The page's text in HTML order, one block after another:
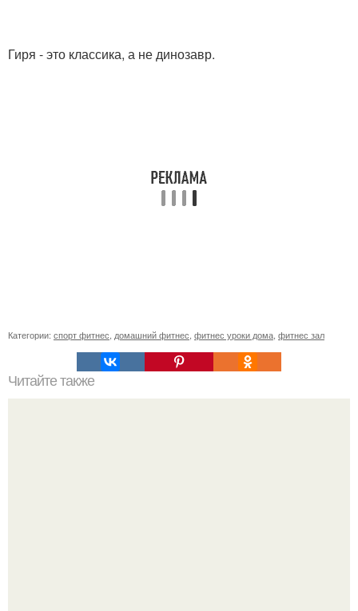
Гиря - это классика, а не динозавр.
Категории: спорт фитнес, домашний фитнес, фитнес уроки дома, фитнес зал
Читайте также